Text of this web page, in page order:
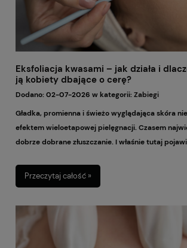
Eksfoliacja kwasami – jak działa i
ją kobiety dbające o cerę?
Dodano:02-07-2026 w kategorii:Zabiegi
Gładka, promienna i świeżo wyglądająca skóra
efektem wieloetapowej pielęgnacji. Czasem
dobrze dobrane złuszczanie. I właśnie tutaj
wyglądu cery – zarówno w domowej pielęgnacji,
kosmetycznym. Kwasy kojarzą się czasem z
potrafią działać bardzo subtelnie. Pomagają
odświeżyć jej koloryt, zmniejszyć widoczność
sprawić, że kosmetyki pielęgnacyjne lepiej
Przeczytaj całość »